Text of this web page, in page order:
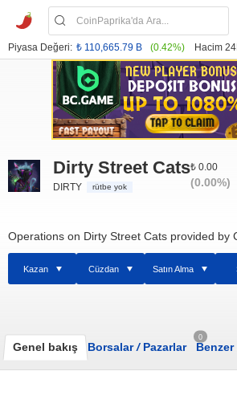
Piyasa Değeri: ₺ 110,665.79 B (0.42%) Hacim
Dirty Street Cats
DIRTY rütbe yok
₺ 0.00
(0.00%)
Operations on Dirty Street Cats provided by
Kazan Cüzdan Satın Alma
Genel bakış Borsalar/Pazarlar
0